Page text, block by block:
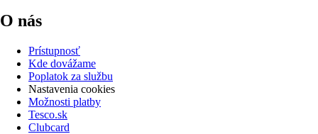
O nás
Prístupnosť
Kde dovážame
Poplatok za službu
Nastavenia cookies
Možnosti platby
Tesco.sk
Clubcard